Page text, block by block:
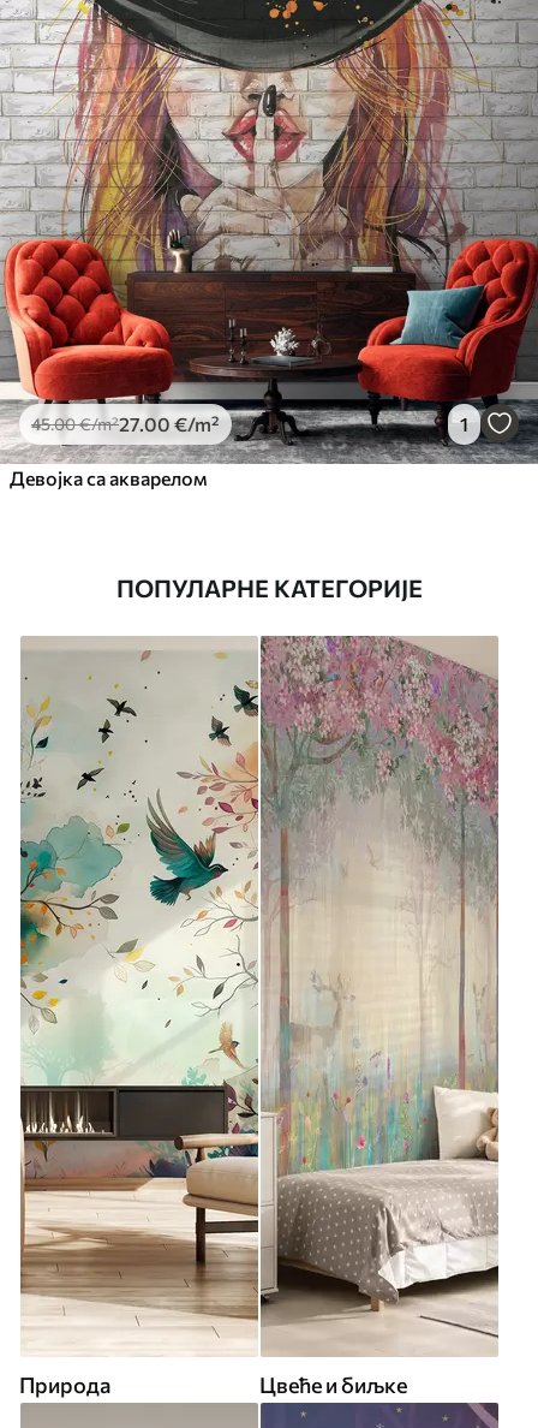
45.00€/m²27.00 €/m² 1
Девојка са акварелом
ПОПУЛАРНЕ КАТЕГОРИЈЕ
Природа Цвеће и биљке